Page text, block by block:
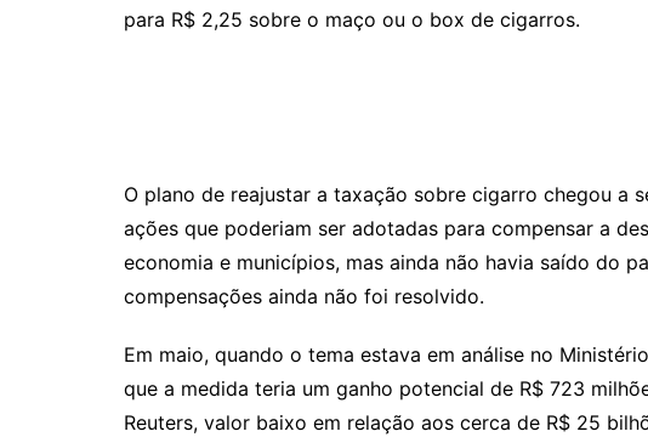
para R$ 2,25 sobre o maço ou o box de cigarros.
O plano de reajustar a taxação sobre cigarro chegou a
ações que poderiam ser adotadas para compensar a
economia e municípios, mas ainda não havia saído do
compensações ainda não foi resolvido.
Em maio, quando o tema estava em análise no
que a medida teria um ganho potencial de R$ 723
Reuters, valor baixo em relação aos cerca de R$ 25